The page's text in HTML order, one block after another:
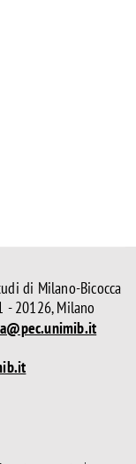
di Milano-Bicocca
- 20126, Milano